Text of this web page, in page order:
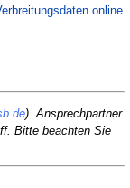
online
). Ansprechpartner
Bitte beachten Sie